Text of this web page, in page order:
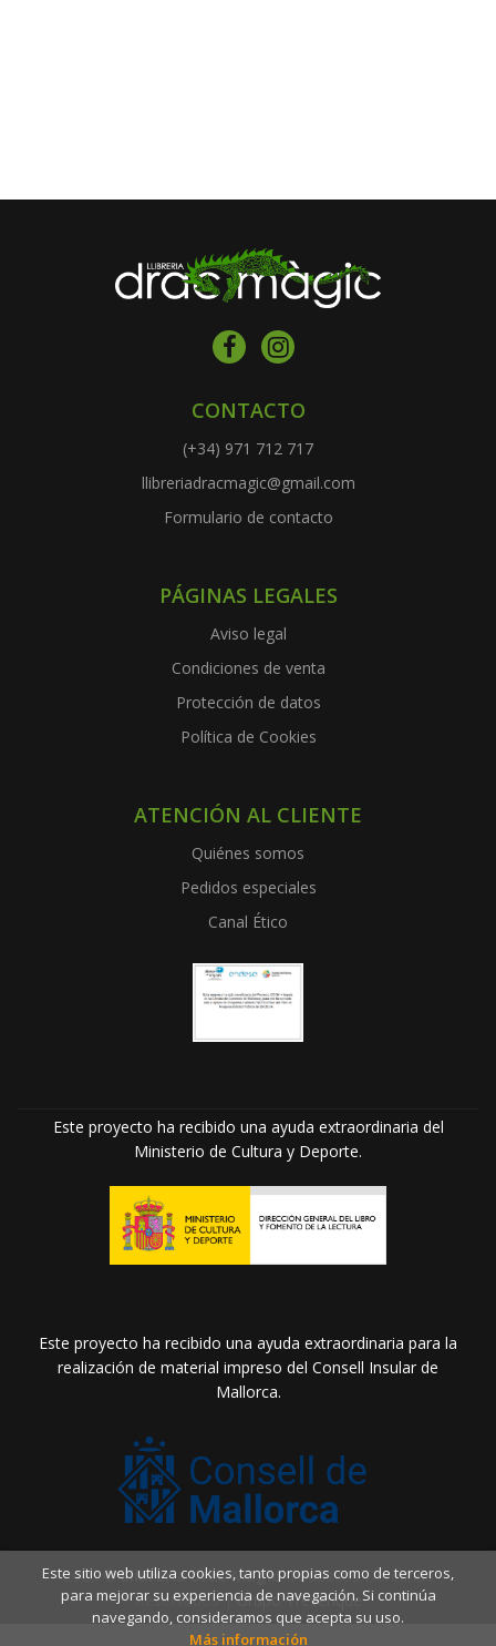
CONTACTO
(+34) 971 712 717
llibreriadracmagic@gmail.com
Formulario de contacto
PÁGINAS LEGALES
Aviso legal
Condiciones de venta
Protección de datos
Política de Cookies
ATENCIÓN AL CLIENTE
Quiénes somos
Pedidos especiales
Canal Ético
Este proyecto ha recibido una ayuda extraordinaria del
Ministerio de Cultura y Deporte.
Este proyecto ha recibido una ayuda extraordinaria para la
realización de material impreso del Consell Insular de
Mallorca.
2026 ©Llibreria Drac Màgic. Todos los Derechos
Reservados |Grupo Trevenque
Este sitio web utiliza cookies, tanto propias como de terceros,
para mejorar su experiencia de navegación. Si continúa
navegando, consideramos que acepta su uso.
Más información